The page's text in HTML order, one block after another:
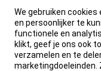
We gebruiken
en persoonlijker te
functionele en
klikt, geef je ons ook
verzamelen en te
marketingdoeleinden.